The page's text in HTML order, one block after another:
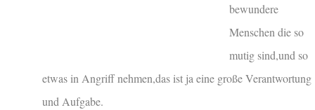
bewundere
Menschen die so
mutig sind,und so
etwas in Angriff nehmen,das ist ja eine große Verantwortung
und Aufgabe.